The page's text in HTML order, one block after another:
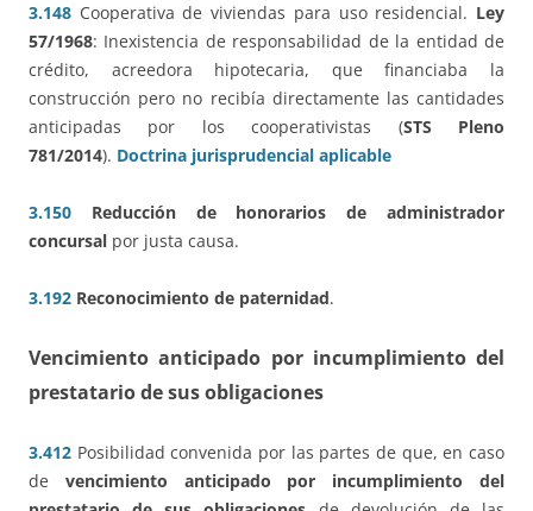
3.148 Cooperativa de viviendas para uso residencial. Ley
57/1968: Inexistencia de responsabilidad de la entidad de
crédito, acreedora hipotecaria, que financiaba la
construcción pero no recibía directamente las cantidades
anticipadas por los cooperativistas (STS Pleno
781/2014). Doctrina jurisprudencial aplicable
3.150
Reducción de honorarios de administrador
concursal por justa causa.
3.192 Reconocimiento de paternidad.
Vencimiento anticipado por incumplimiento del
prestatario de sus obligaciones
3.412 Posibilidad convenida por las partes de que, en caso
de vencimiento anticipado por incumplimiento del